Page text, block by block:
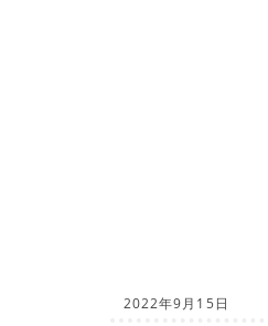
2022年9月15日